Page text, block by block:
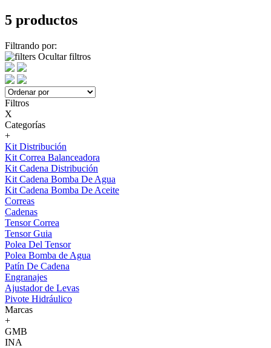
5 productos
Filtrando por:
Ocultar filtros
Filtros
X
Categorías
+
Kit Distribución
Kit Correa Balanceadora
Kit Cadena Distribución
Kit Cadena Bomba De Agua
Kit Cadena Bomba De Aceite
Correas
Cadenas
Tensor Correa
Tensor Guia
Polea Del Tensor
Polea Bomba de Agua
Patín De Cadena
Engranajes
Ajustador de Levas
Pivote Hidráulico
Marcas
+
GMB
INA